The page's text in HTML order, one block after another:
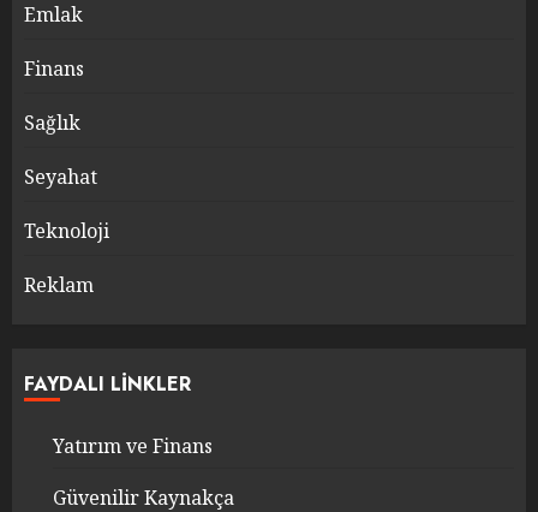
Emlak
Finans
Sağlık
Seyahat
Teknoloji
Reklam
FAYDALI LINKLER
Yatırım ve Finans
Güvenilir Kaynakça